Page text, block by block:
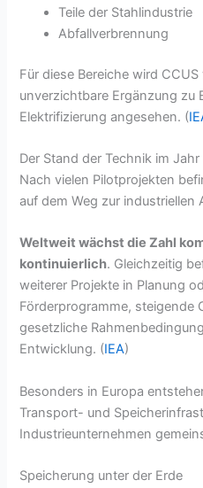
Teile der Stahlindustrie
Abfallverbrennung
Für diese Bereiche wird
unverzichtbare Ergänzung zu
Elektrifizierung angesehen. (
Der Stand der Technik im
Nach vielen Pilotprojekten
auf dem Weg zur industriellen
Weltweit wächst die Zahl
kontinuierlich. Gleichzeitig
weiterer Projekte in Planung
Förderprogramme, steigende
gesetzliche
Entwicklung. (IEA)
Besonders in Europa
Transport- und
Industrieunternehmen
Speicherung unter der Erde